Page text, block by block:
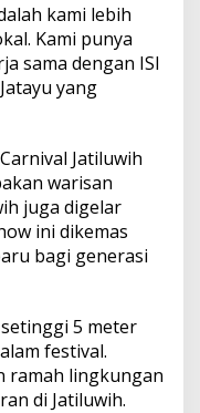
kami lebih
Kami punya
sama dengan ISI
yang
Jatiluwih
warisan
juga digelar
ini dikemas
bagi generasi
5 meter
festival.
ramah lingkungan
di Jatiluwih.